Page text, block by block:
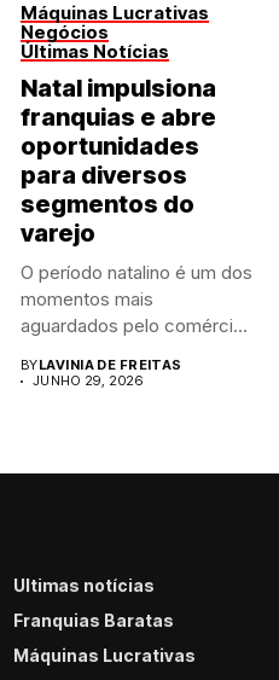
Máquinas Lucrativas
Negócios
Últimas Notícias
Natal impulsiona
franquias e abre
oportunidades
para diversos
segmentos do
varejo
O período natalino é um dos
momentos mais
aguardados pelo comércio
BYLAVINIA DE FREITAS
JUNHO 29, 2026
Últimas notícias
Franquias Baratas
Máquinas Lucrativas